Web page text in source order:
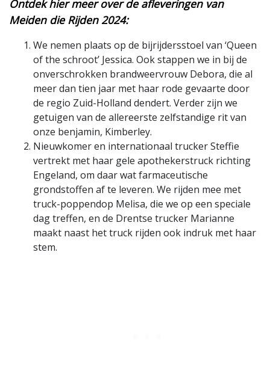
Ontdek hier meer over de afleveringen van
Meiden die Rijden 2024:
We nemen plaats op de bijrijdersstoel van ‘Queen
of the schroot’ Jessica. Ook stappen we in bij de
onverschrokken brandweervrouw Debora, die al
meer dan tien jaar met haar rode gevaarte door
de regio Zuid-Holland dendert. Verder zijn we
getuigen van de allereerste zelfstandige rit van
onze benjamin, Kimberley.
Nieuwkomer en internationaal trucker Steffie
vertrekt met haar gele apothekerstruck richting
Engeland, om daar wat farmaceutische
grondstoffen af te leveren. We rijden mee met
truck-poppendop Melisa, die we op een speciale
dag treffen, en de Drentse trucker Marianne
maakt naast het truck rijden ook indruk met haar
stem.